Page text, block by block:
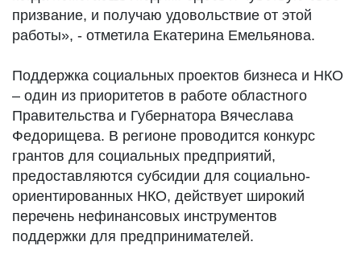
призвание, и получаю удовольствие от этой
работы», - отметила Екатерина Емельянова.
Поддержка социальных проектов бизнеса и НКО
– один из приоритетов в работе областного
Правительства и Губернатора Вячеслава
Федорищева. В регионе проводится конкурс
грантов для социальных предприятий,
предоставляются субсидии для социально-
ориентированных НКО, действует широкий
перечень нефинансовых инструментов
поддержки для предпринимателей.